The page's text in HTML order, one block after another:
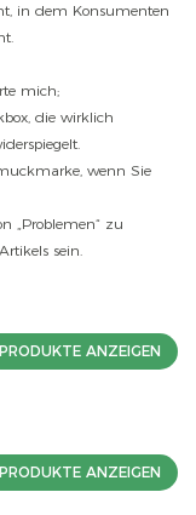
in dem Konsumenten
mich;
die wirklich
wenn Sie
„Problemen“ zu
sein.
PRODUKTE ANZEIGEN
PRODUKTE ANZEIGEN